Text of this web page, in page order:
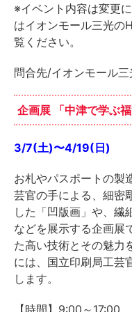
※イベント内容は変更
はイオンモール三光の
覧ください。
問合先/イオンモール
企画展 「中津で学ぶ
3/7(土)〜4/19(日)
お札やパスポートの製
芸官の手による、細密
した「凹版画」や、繊
などを展示する企画展
た高い技術とその魅力
には、国立印刷局工芸
します。